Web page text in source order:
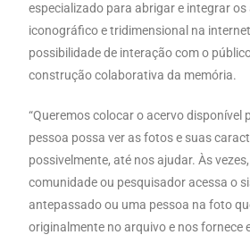
especializado para abrigar e integrar
iconográfico e tridimensional na
possibilidade de interação com o
construção colaborativa da memória.
“Queremos colocar o acervo disponível
pessoa possa ver as fotos e suas
possivelmente, até nos ajudar. Às
comunidade ou pesquisador acessa o
antepassado ou uma pessoa na foto
originalmente no arquivo e nos fornece